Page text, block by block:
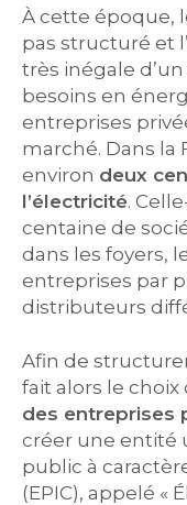
À cette époque,
pas structuré et
très inégale
besoins en
entreprises
marché. Dans la
environ deux
l’électricité.
centaine de
dans les foyers,
entreprises par
distributeurs
Afin de
fait alors le choix
des entreprises
créer une entité
public à
(EPIC), appelé «